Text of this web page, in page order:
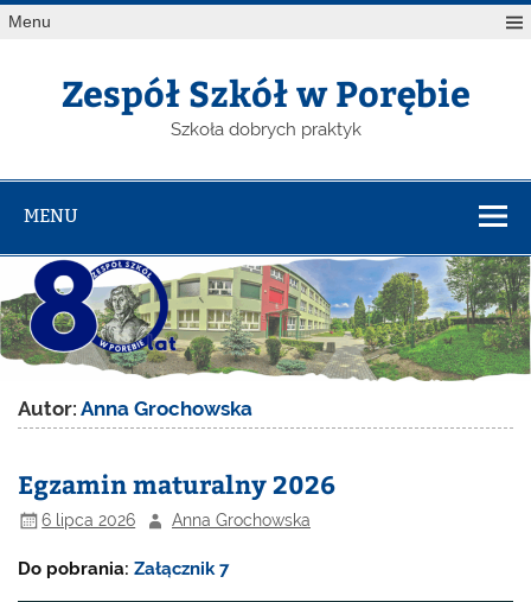
Menu
Zespół Szkół w Porębie
Szkoła dobrych praktyk
MENU
Autor:Anna Grochowska
Egzamin maturalny 2026
6 lipca 2026 Anna Grochowska
Do pobrania:Załącznik 7